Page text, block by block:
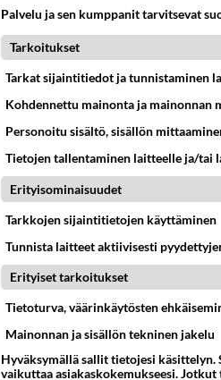
27.09.2017 10:47
Palvelu ja sen kumppanit tarvitsevat
Tarkoitukset
Tarkat sijaintitiedot ja tunnistaminen
Kohdennettu mainonta ja mainonnan
Personoitu sisältö, sisällön
Tietojen tallentaminen laitteelle ja/tai
Erityisominaisuudet
Tarkkojen sijaintitietojen käyttäminen
Tunnista laitteet aktiivisesti
Erityiset tarkoitukset
Tietoturva, väärinkäytösten
Mainonnan ja sisällön tekninen jakelu
Hyväksymällä sallit tietojesi käsittelyn.
vaikuttaa asiakaskokemukseesi.